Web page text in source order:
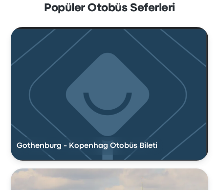
Popüler Otobüs Seferleri
Gothenburg - Kopenhag Otobüs Bileti